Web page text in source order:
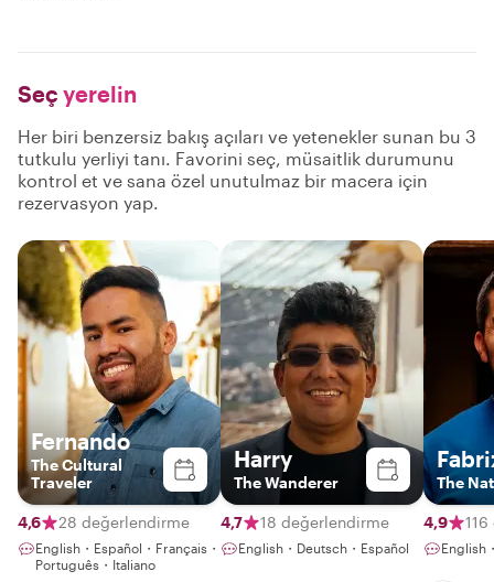
Seç yerelin
Her biri benzersiz bakış açıları ve yetenekler sunan bu 3
tutkulu yerliyi tanı. Favorini seç, müsaitlik durumunu
kontrol et ve sana özel unutulmaz bir macera için
rezervasyon yap.
Fernando
The Cultural
Traveler
4,6 28 değerlendirme
English・Español・Français・
Português・Italiano
Harry
The Wanderer
4,7 18 değerlendirme
English・Deutsch・Español
The
4,9
English